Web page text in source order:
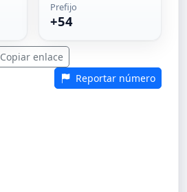
Prefijo
+54
Copiar enlace
Reportar número